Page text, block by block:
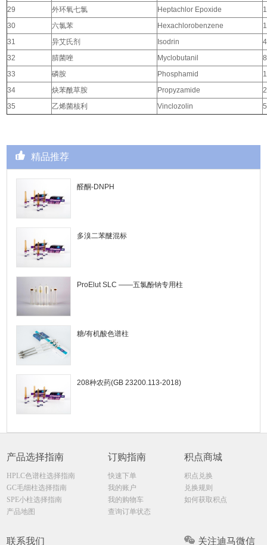
29
外环氧七氯 Heptachlor Epoxide
30
六氯苯 Hexachlorobenzene
31
异艾氏剂 Isodrin
32
腈菌唑 Myclobutanil
33
磷胺 Phosphamid
34
炔苯酰草胺 Propyzamide
35
乙烯菌核利 Vinclozolin
精品推荐
醛酮-DNPH
多溴二苯醚混标
ProElut SLC ——五氯酚钠专用柱
糖/有机酸色谱柱
208种农药(GB 23200.113-2018)
产品选择指南
HPLC色谱柱选择指南
GC毛细柱选择指南
SPE小柱选择指南
产品地图
订购指南
快速下单
我的账户
我的购物车
查询订单状态
积点商城
积点兑换
兑换规则
如何获取积点
联系我们 关注迪马微信